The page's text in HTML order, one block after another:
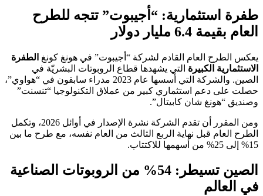
طفرة استثمارية: “أجيبوت” تتجه للطرح
العام بقيمة 6.4 مليار دولار
يعكس الطرح العام القادم لشركة “أجيبوت” في هونغ كونغ الطفرة
الاستثمارية الكبيرة التي يشهدها قطاع الروبوتات البشريّة في
الصين. والشركة التي أسسها عام 2023 مدراء سابقون في “هواوي”،
حصلت على دعم استثماري كبير من عملاق التكنولوجيا “تنسنت”
وصنديق “هونغ شان كابيتال”.
ومن المقرر أن تقدم الشركة نشرة الإصدار في أوائل 2026، وتكمل
الطرح العام قبل نهاية الربع الثالث من العام نفسه، مع طرح ما بين
15% إلى 25% من أسهمها للاكتتاب.
الصين تسيطر: 54% من الروبوتات الصناعية
في العالم